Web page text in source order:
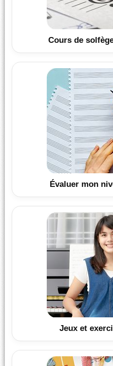
Cours de
Évaluer mon
Jeux et